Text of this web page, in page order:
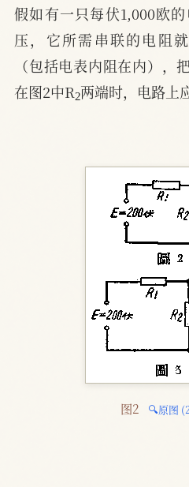
假如有一只每伏1,000欧
压，它所需串联的电阻
（包括电表内阻在内），
在图2中R2两端时，电路上
图2 🔍原图